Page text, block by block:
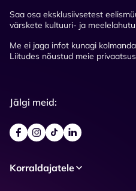
Saa osa eksklusiivsetest
värskete kultuuri- ja
Me ei jaga infot kunagi
Liitudes nõustud meie
Jälgi meid:
Korraldajatele